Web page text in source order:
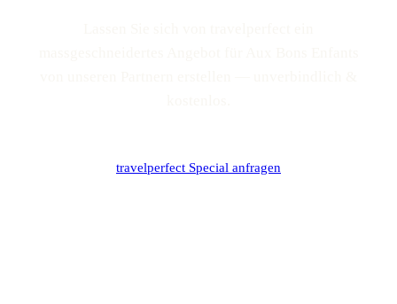
travelperfect Special anfragen